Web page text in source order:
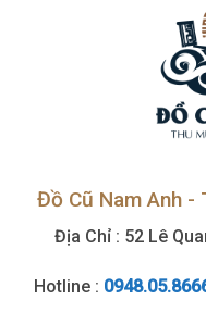
Đồ Cũ Nam Anh -
Địa Chỉ : 52 Lê
Hotline :